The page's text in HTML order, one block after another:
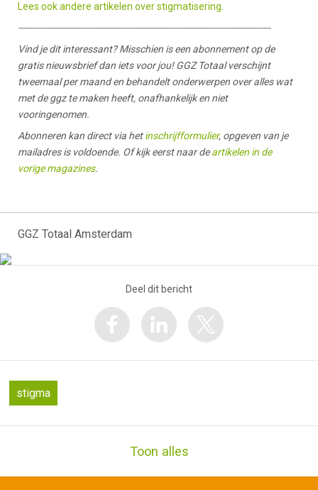
Lees ook andere artikelen over stigmatisering.
-----------------------------------------------------------------------------------------
Vind je dit interessant? Misschien is een abonnement op de
gratis nieuwsbrief dan iets voor jou! GGZ Totaal verschijnt
tweemaal per maand en behandelt onderwerpen over alles wat
met de ggz te maken heeft, onafhankelijk en niet
vooringenomen.
Abonneren kan direct via hetinschrijfformulier, opgeven van je
mailadres is voldoende. Of kijk eerst naar deartikelen in de
vorige magazines.
GGZ Totaal Amsterdam
Deel dit bericht
stigma
Toon alles